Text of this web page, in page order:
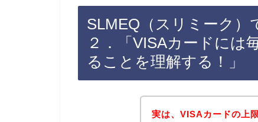
SLMEQ（スリミーク）
２．「VISAカードには
ることを理解する！」
実は、VISAカードの上